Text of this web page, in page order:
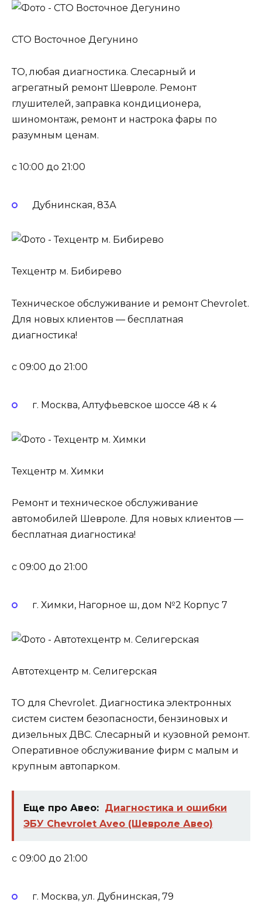
СТО Восточное Дегунино
ТО, любая диагностика. Слесарный и
агрегатный ремонт Шевроле. Ремонт
глушителей, заправка кондиционера,
шиномонтаж, ремонт и настрока фары по
разумным ценам.
c 10:00 до 21:00
Дубнинская, 83А
Техцентр м. Бибирево
Техническое обслуживание и ремонт Chevrolet.
Для новых клиентов — бесплатная
диагностика!
c 09:00 до 21:00
г. Москва, Алтуфьевское шоссе 48 к 4
Техцентр м. Химки
Ремонт и техническое обслуживание
автомобилей Шевроле. Для новых клиентов —
бесплатная диагностика!
c 09:00 до 21:00
г. Химки, Нагорное ш, дом №2 Корпус 7
Автотехцентр м. Селигерская
ТО для Chevrolet. Диагностика электронных
систем систем безопасности, бензиновых и
дизельных ДВС. Слесарный и кузовной ремонт.
Оперативное обслуживание фирм с малым и
крупным автопарком.
Еще про Авео: Диагностика и ошибки
ЭБУ Chevrolet Aveo (Шевроле Авео)
c 09:00 до 21:00
г. Москва, ул. Дубнинская, 79